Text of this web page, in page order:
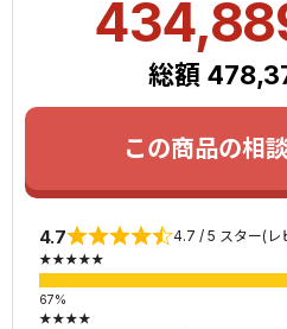
総額
この商品の相
4.7 4.7 / 5 スター(レ
★★★★★
★★★★